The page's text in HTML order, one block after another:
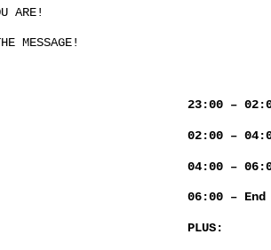
ARE!
MESSAGE!
23:00 –
02:00 –
04:00 –
06:00 –
PLUS: